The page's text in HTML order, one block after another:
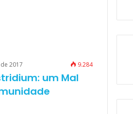
2017 9.284
um Mal